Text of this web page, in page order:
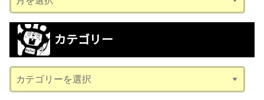
ー
カ
ブ
カテゴリー
テ